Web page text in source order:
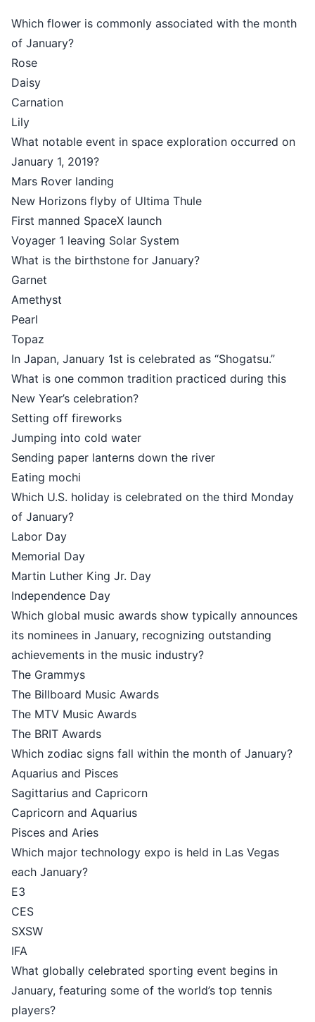
Which flower is commonly associated with the month
of January?
Rose
Daisy
Carnation
Lily
What notable event in space exploration occurred on
January 1, 2019?
Mars Rover landing
New Horizons flyby of Ultima Thule
First manned SpaceX launch
Voyager 1 leaving Solar System
What is the birthstone for January?
Garnet
Amethyst
Pearl
Topaz
In Japan, January 1st is celebrated as “Shogatsu.”
What is one common tradition practiced during this
New Year’s celebration?
Setting off fireworks
Jumping into cold water
Sending paper lanterns down the river
Eating mochi
Which U.S. holiday is celebrated on the third Monday
of January?
Labor Day
Memorial Day
Martin Luther King Jr. Day
Independence Day
Which global music awards show typically announces
its nominees in January, recognizing outstanding
achievements in the music industry?
The Grammys
The Billboard Music Awards
The MTV Music Awards
The BRIT Awards
Which zodiac signs fall within the month of January?
Aquarius and Pisces
Sagittarius and Capricorn
Capricorn and Aquarius
Pisces and Aries
Which major technology expo is held in Las Vegas
each January?
E3
CES
SXSW
IFA
What globally celebrated sporting event begins in
January, featuring some of the world’s top tennis
players?